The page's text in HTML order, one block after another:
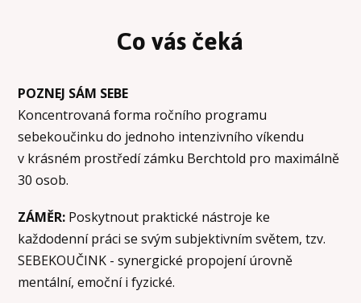
Co vás čeká
POZNEJ SÁM SEBE
Koncentrovaná forma ročního programu
sebekoučinku do jednoho intenzivního víkendu
v krásném prostředí zámku Berchtold pro maximálně
30 osob.
ZÁMĚR: Poskytnout praktické nástroje ke
každodenní práci se svým subjektivním světem, tzv.
SEBEKOUČINK - synergické propojení úrovně
mentální, emoční i fyzické.